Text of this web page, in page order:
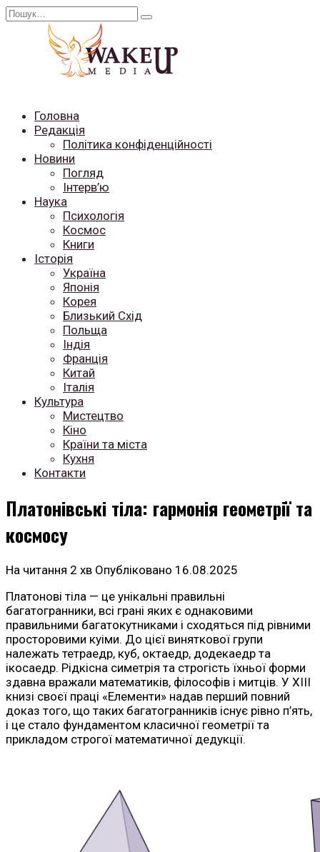
Перейти
Search
Головна
Редакція
Політика конфіденційності
Новини
Погляд
Інтерв’ю
Наука
Психологія
Космос
Книги
Історія
Україна
Японія
Корея
Близький Схід
Польща
Індія
Франція
Китай
Італія
Культура
Мистецтво
Кіно
Країни та міста
Кухня
Контакти
Платонівські тіла: гармонія геометрії та
космосу
На читання 2 хв Опубліковано 16.08.2025
Платонові тіла — це унікальні правильні
багатогранники, всі грані яких є однаковими
правильними багатокутниками і сходяться під рівними
просторовими куіми. До цієї виняткової групи
належать тетраедр, куб, октаедр, додекаедр та
ікосаедр. Рідкісна симетрія та строгість їхньої форми
здавна вражали математиків, філософів і митців. У XIII
книзі своєї праці «Елементи» надав перший повний
доказ того, що таких багатогранників існує рівно п’ять,
і це стало фундаментом класичної геометрії та
прикладом строгої математичної дедукції.